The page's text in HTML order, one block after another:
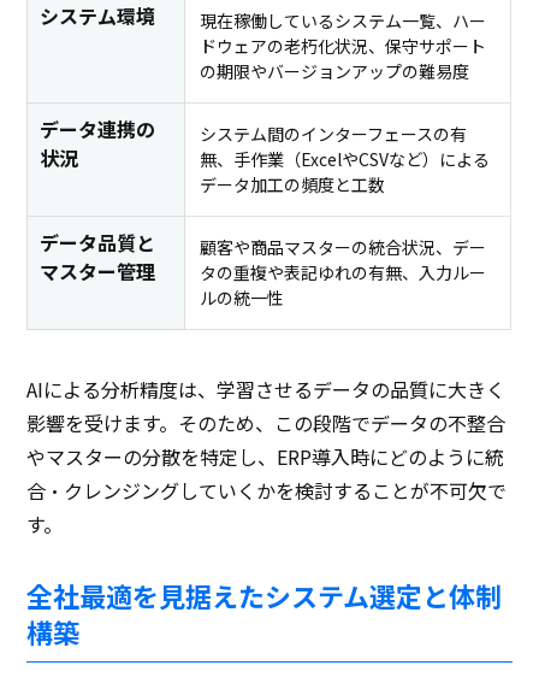
システム環境
現在稼働しているシステム一覧、ハー
ドウェアの老朽化状況、保守サポート
の期限やバージョンアップの難易度
データ連携の
状況
システム間のインターフェースの有
無、手作業（ExcelやCSVなど）による
データ加工の頻度と工数
データ品質と
マスター管理
顧客や商品マスターの統合状況、デー
タの重複や表記ゆれの有無、入力ルー
ルの統一性
AIによる分析精度は、学習させるデータの品質に大きく
影響を受けます。そのため、この段階でデータの不整合
やマスターの分散を特定し、ERP導入時にどのように統
合・クレンジングしていくかを検討することが不可欠で
す。
全社最適を見据えたシステム選定と体制
構築